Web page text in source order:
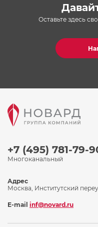
Оставьте здесь
+7 (495) 781-79-
Многоканальный
Адрес
Москва, Институтский
E-mail inf@novard.ru